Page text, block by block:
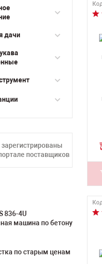
дачи
поставщиков
836-4U
машина по бетону
по старым ценам